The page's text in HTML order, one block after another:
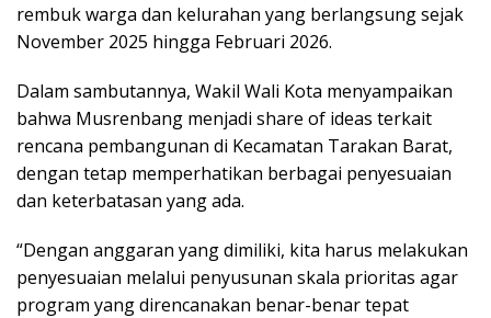
rembuk warga dan kelurahan yang berlangsung sejak
November 2025 hingga Februari 2026.
Dalam sambutannya, Wakil Wali Kota menyampaikan
bahwa Musrenbang menjadi share of ideas terkait
rencana pembangunan di Kecamatan Tarakan Barat,
dengan tetap memperhatikan berbagai penyesuaian
dan keterbatasan yang ada.
“Dengan anggaran yang dimiliki, kita harus melakukan
penyesuaian melalui penyusunan skala prioritas agar
program yang direncanakan benar-benar tepat